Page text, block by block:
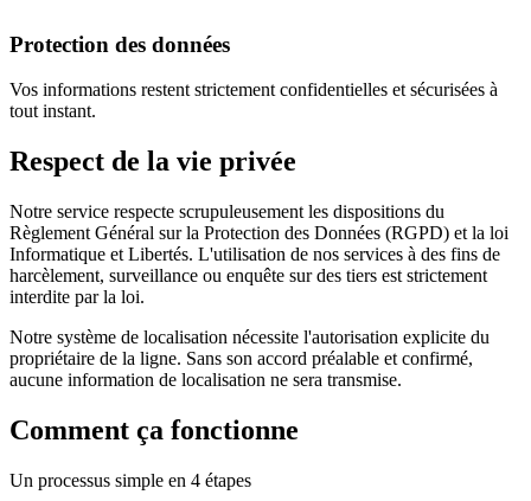
Protection des données
Vos informations restent strictement confidentielles et sécurisées à
tout instant.
Respect de la vie privée
Notre service respecte scrupuleusement les dispositions du
Règlement Général sur la Protection des Données (RGPD) et la loi
Informatique et Libertés. L'utilisation de nos services à des fins de
harcèlement, surveillance ou enquête sur des tiers est strictement
interdite par la loi.
Notre système de localisation nécessite l'autorisation explicite du
propriétaire de la ligne. Sans son accord préalable et confirmé,
aucune information de localisation ne sera transmise.
Comment ça fonctionne
Un processus simple en 4 étapes